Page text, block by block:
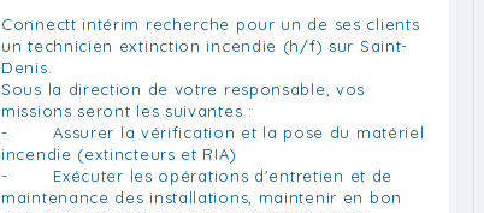
Connectt intérim recherche pour un de ses clients
un technicien extinction incendie (h/f) sur Saint-
Denis.
Sous la direction de votre responsable, vos
missions seront les suivantes :
- Assurer la vérification et la pose du matériel
incendie (extincteurs et RIA)
- Exécuter les opérations d'entretien et de
maintenance des installations, maintenir en bon